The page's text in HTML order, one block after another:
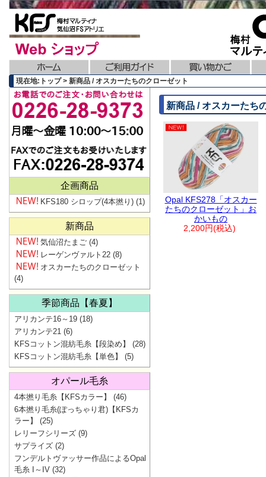
現在地:トップ > 新商品 / オスカーたちのクローゼット
新商品 / オスカーたち
Opal KFS278「オスカー
たちのクローゼット」お
かいもの
2,200円(税込)
企画商品
KFS180 シロップ(4本撚り) (1)
新商品
気仙沼たまご (4)
レーゲンヴァルト22 (8)
オスカーたちのクローゼット
(4)
季節商品【春夏】
アリカンテ16～19 (18)
アリカンテ21 (6)
KFSコットン混紡毛糸【段染め】
(28)
KFSコットン混紡毛糸【単色】
(5)
オパール毛糸
4本撚り毛糸【KFSカラー】
(46)
6本撚り毛糸(ぽっちゃり君)【KFSカ
ラー】
(25)
レリーフシリーズ (9)
サプライズ (2)
フンデルトヴァッサー作品によるOpal
毛糸 I～IV (32)